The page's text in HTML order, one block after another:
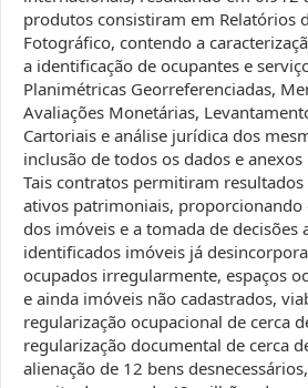
produtos consistiram em Relatórios
Fotográfico, contendo a
a identificação de ocupantes e
Planimétricas Georreferenciadas,
Avaliações Monetárias,
Cartoriais e análise jurídica dos
inclusão de todos os dados e anexos
Tais contratos permitiram
ativos patrimoniais, proporcionando
dos imóveis e a tomada de decisões
identificados imóveis já
ocupados irregularmente, espaços
e ainda imóveis não cadastrados,
regularização ocupacional de cerca
regularização documental de cerca
alienação de 12 bens